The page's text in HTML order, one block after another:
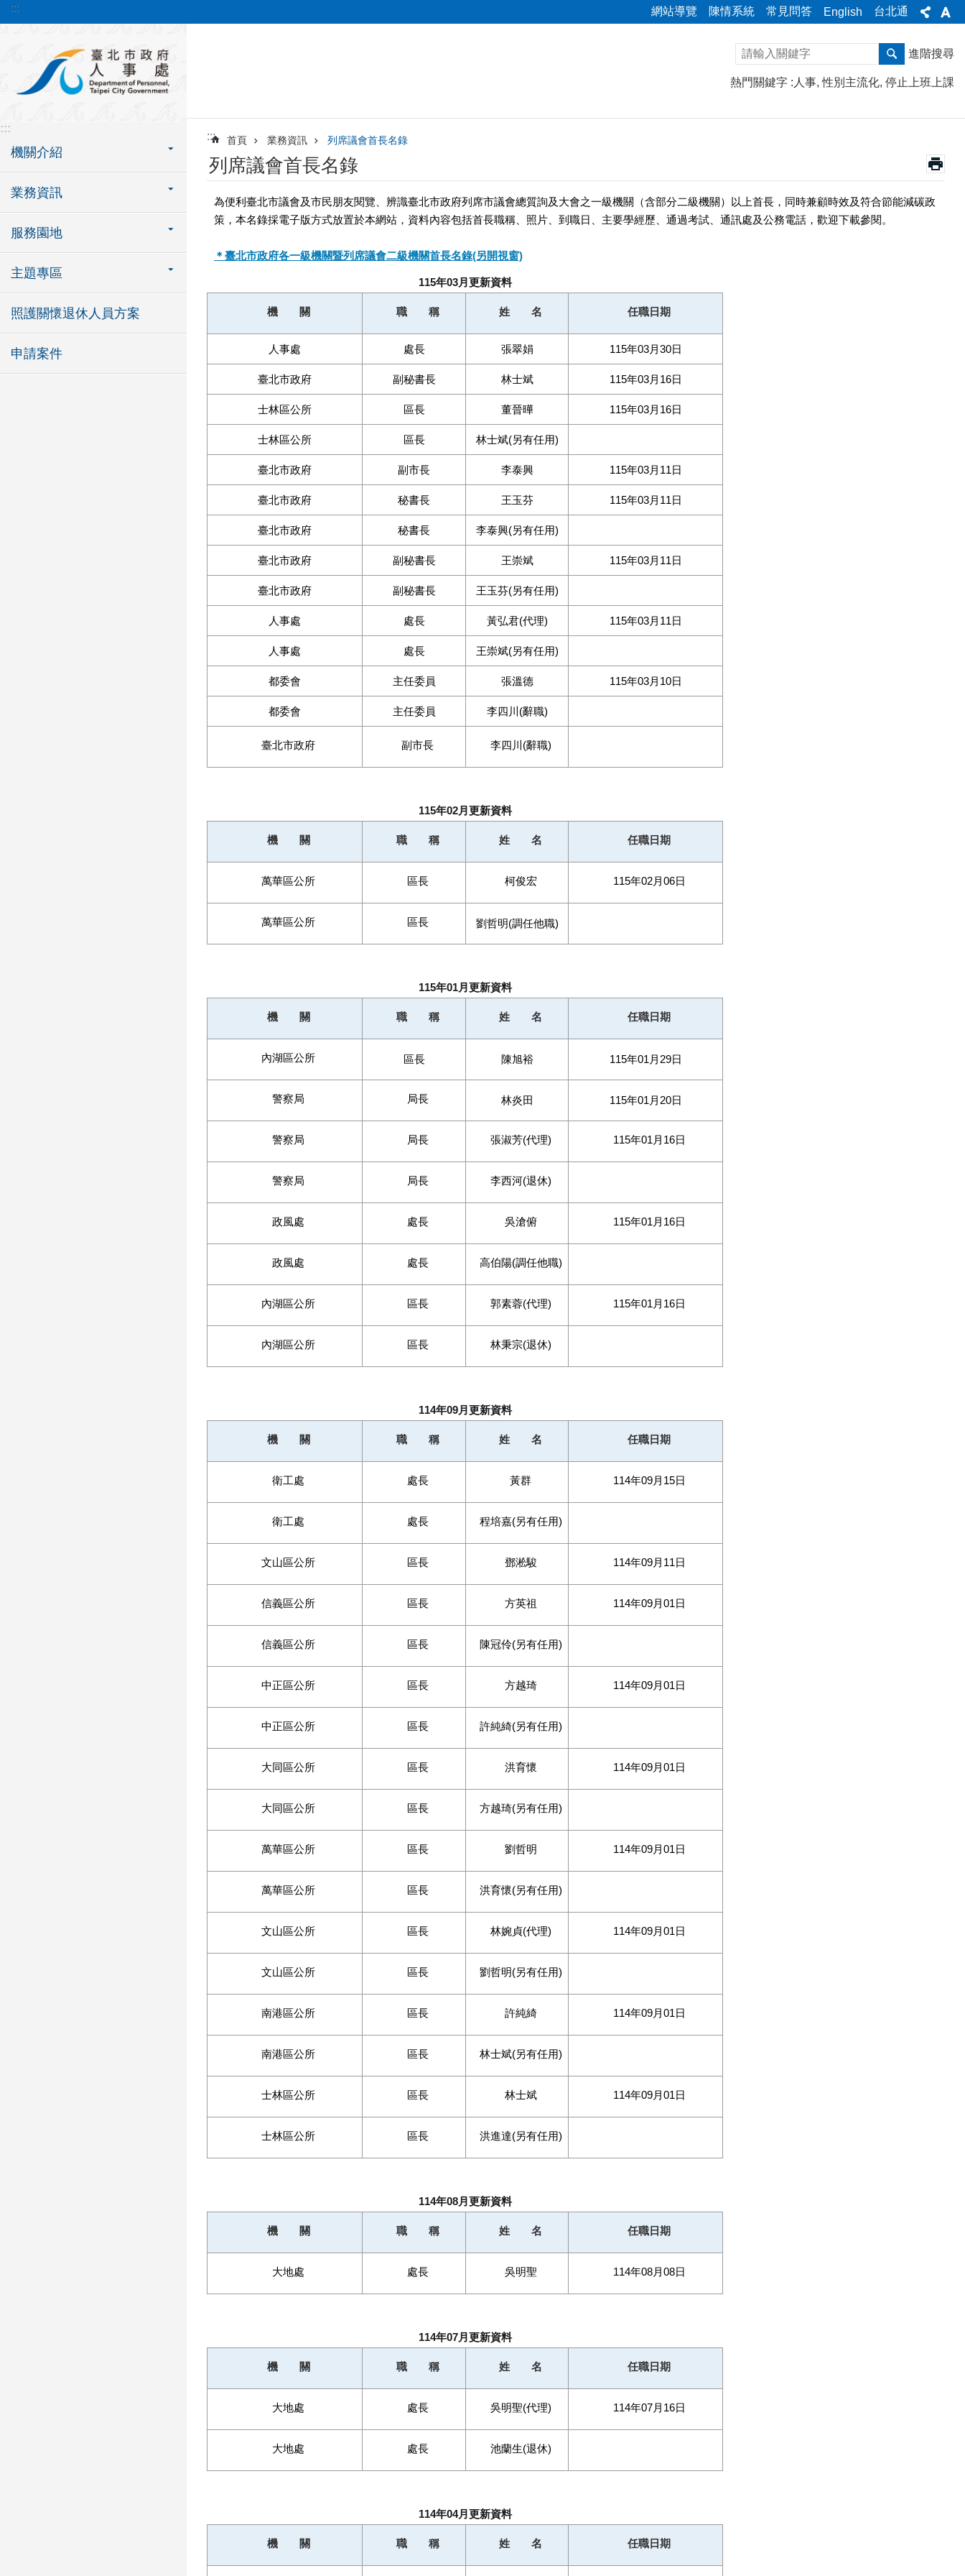
跳到主要內容區塊
::: 網站導覽 陳情系統 常見問答 English 台北通
:::
機關介紹
業務資訊
服務園地
主題專區
照護關懷退休人員方案
申請案件
進階搜尋
熱門關鍵字 人事 性別主流化 停止上班上課
::: 首頁 業務資訊 列席議會首長名錄
列席議會首長名錄
為便利臺北市議會及市民朋友閱覽、辨識臺北市政府列席市議會總質詢及大會之一級機關（含部分二級機關）以上首長，同時兼顧時效及符合節能減碳政
策，本名錄採電子版方式放置於本網站，資料內容包括首長職稱、照片、到職日、主要學經歷、通過考試、通訊處及公務電話，歡迎下載參閱。
＊臺北市政府各一級機關暨列席議會二級機關首長名錄(另開視窗)
機 關 職 稱 姓 名 任職日期
115年03月更新資料
人事處 處長 張翠娟 115年03月30日
臺北市政府 副秘書長 林士斌 115年03月16日
士林區公所 區長 董晉曄 115年03月16日
士林區公所 區長 林士斌(另有任用)
臺北市政府 副市長 李泰興 115年03月11日
臺北市政府 秘書長 王玉芬 115年03月11日
臺北市政府 秘書長 李泰興(另有任用)
臺北市政府 副秘書長 王崇斌 115年03月11日
臺北市政府 副秘書長 王玉芬(另有任用)
人事處 處長 黃弘君(代理) 115年03月11日
人事處 處長 王崇斌(另有任用)
都委會 主任委員 張溫德 115年03月10日
都委會 主任委員 李四川(辭職)
臺北市政府 副市長 李四川(辭職)
機 關 職 稱 姓 名 任職日期
115年02月更新資料
萬華區公所 區長 柯俊宏 115年02月06日
萬華區公所 區長 劉哲明(調任他職)
機 關 職 稱 姓 名 任職日期
115年01月更新資料
內湖區公所 區長 陳旭裕 115年01月29日
警察局 局長 林炎田 115年01月20日
警察局 局長 張淑芳(代理) 115年01月16日
警察局 局長 李西河(退休)
政風處 處長 吳滄俯 115年01月16日
政風處 處長 高伯陽(調任他職)
內湖區公所 區長 郭素蓉(代理) 115年01月16日
內湖區公所 區長 林秉宗(退休)
機 關 職 稱 姓 名 任職日期
114年09月更新資料
衛工處 處長 黃群 114年09月15日
衛工處 處長 程培嘉(另有任用)
文山區公所 區長 鄧淞駿 114年09月11日
信義區公所 區長 方英祖 114年09月01日
信義區公所 區長 陳冠伶(另有任用)
中正區公所 區長 方越琦 114年09月01日
中正區公所 區長 許純綺(另有任用)
大同區公所 區長 洪育懷 114年09月01日
大同區公所 區長 方越琦(另有任用)
萬華區公所 區長 劉哲明 114年09月01日
萬華區公所 區長 洪育懷(另有任用)
文山區公所 區長 林婉貞(代理) 114年09月01日
文山區公所 區長 劉哲明(另有任用)
南港區公所 區長 許純綺 114年09月01日
南港區公所 區長 林士斌(另有任用)
士林區公所 區長 林士斌 114年09月01日
士林區公所 區長 洪進達(另有任用)
機 關 職 稱 姓 名 任職日期
114年08月更新資料
大地處 處長 吳明聖 114年08月08日
機 關 職 稱 姓 名 任職日期
114年07月更新資料
大地處 處長 吳明聖(代理) 114年07月16日
大地處 處長 池蘭生(退休)
機 關 職 稱 姓 名 任職日期
114年04月更新資料